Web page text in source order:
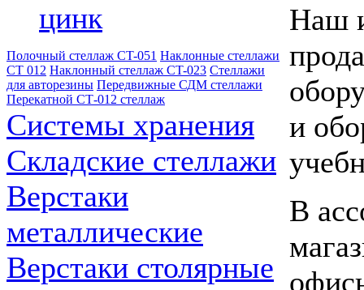
цинк
Полочный стеллаж CT-051 Наклонные стеллажи
СТ 012 Наклонный стеллаж CT-023 Стеллажи
для авторезины Передвижные СДМ стеллажи
Перекатной СТ-012 стеллаж
Системы хранения
Складские стеллажи
Верстаки
металлические
Верстаки столярные
Наш
и
В